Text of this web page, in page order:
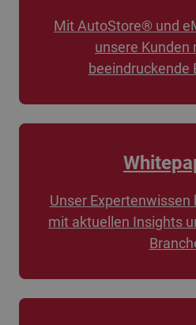
Mit AutoStore® und
unsere Kunden
beeindruckende
Unser
mit aktuellen Insights